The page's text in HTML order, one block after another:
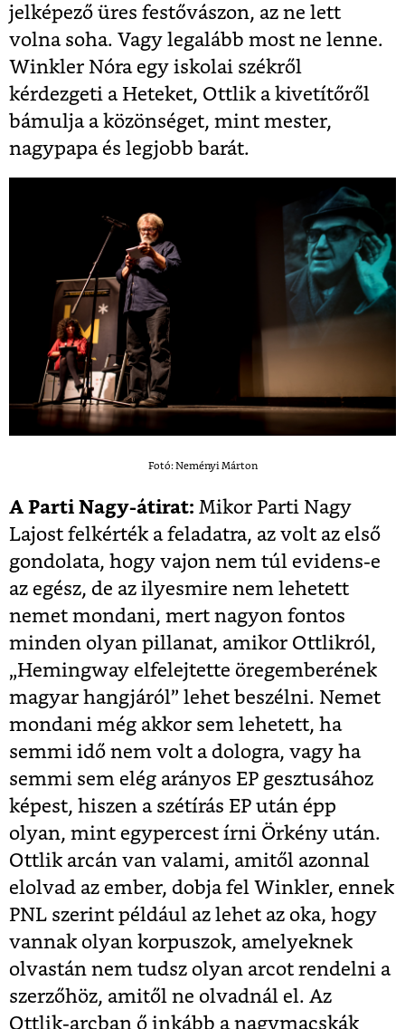
jelképező üres festővászon, az ne lett
volna soha. Vagy legalább most ne lenne.
Winkler Nóra egy iskolai székről
kérdezgeti a Heteket, Ottlik a kivetítőről
bámulja a közönséget, mint mester,
nagypapa és legjobb barát.
Fotó: Neményi Márton
A Parti Nagy-átirat: Mikor Parti Nagy
Lajost felkérték a feladatra, az volt az első
gondolata, hogy vajon nem túl evidens-e
az egész, de az ilyesmire nem lehetett
nemet mondani, mert nagyon fontos
minden olyan pillanat, amikor Ottlikról,
„Hemingway elfelejtette öregemberének
magyar hangjáról” lehet beszélni. Nemet
mondani még akkor sem lehetett, ha
semmi idő nem volt a dologra, vagy ha
semmi sem elég arányos EP gesztusához
képest, hiszen a szétírás EP után épp
olyan, mint egypercest írni Örkény után.
Ottlik arcán van valami, amitől azonnal
elolvad az ember, dobja fel Winkler, ennek
PNL szerint például az lehet az oka, hogy
vannak olyan korpuszok, amelyeknek
olvastán nem tudsz olyan arcot rendelni a
szerzőhöz, amitől ne olvadnál el. Az
Ottlik-arcban ő inkább a nagymacskák